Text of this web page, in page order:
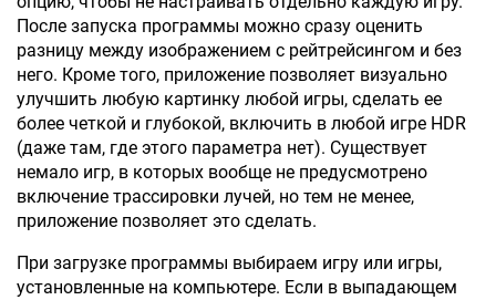
После запуска программы можно сразу оценить
разницу между изображением с рейтрейсингом и без
него. Кроме того, приложение позволяет визуально
улучшить любую картинку любой игры, сделать ее
более четкой и глубокой, включить в любой игре HDR
(даже там, где этого параметра нет). Существует
немало игр, в которых вообще не предусмотрено
включение трассировки лучей, но тем не менее,
приложение позволяет это сделать.
При загрузке программы выбираем игру или игры,
установленные на компьютере. Если в выпадающем